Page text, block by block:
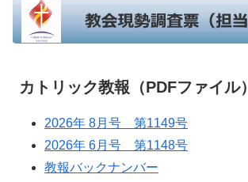
カトリック教報（PDFファイル）
2026年 8月号 第1149号
2026年 6月号 第1148号
教報バックナンバー